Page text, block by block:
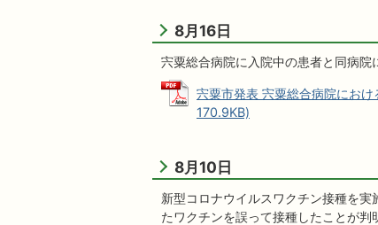
8月16日
宍粟総合病院に入院中の患者と同病院
宍粟市発表 宍粟総合病院にお
170.9KB)
8月10日
新型コロナウイルスワクチン接種を
たワクチンを誤って接種したことが